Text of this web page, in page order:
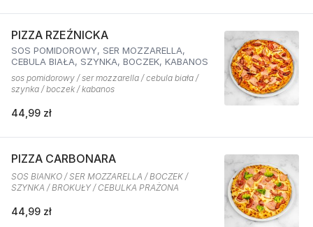
PIZZA RZEŹNICKA
SOS POMIDOROWY, SER MOZZARELLA,
CEBULA BIAŁA, SZYNKA, BOCZEK, KABANOS
sos pomidorowy / ser mozzarella / cebula biała /
szynka / boczek / kabanos
44,99 zł
PIZZA CARBONARA
SOS BIANKO / SER MOZZARELLA / BOCZEK /
SZYNKA / BROKUŁY / CEBULKA PRAŻONA
44,99 zł